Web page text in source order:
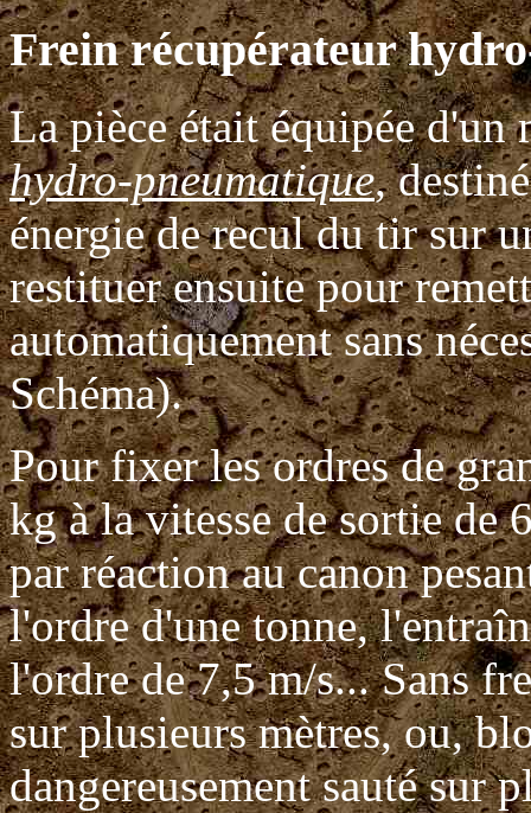
Frein récupérateur
La pièce était équipée d'un
hydro-pneumatique,
énergie de recul du tir sur
restituer ensuite pour
automatiquement sans
Schéma).
Pour fixer les ordres de
kg à la vitesse de sortie de
par réaction au canon
l'ordre d'une tonne,
l'ordre de 7,5 m/s... Sans
sur plusieurs mètres, ou,
dangereusement sauté sur